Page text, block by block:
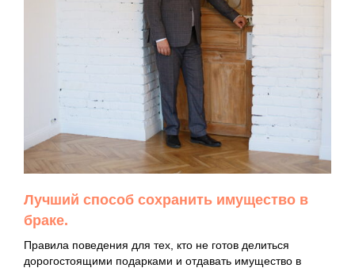
Лучший способ сохранить имущество в
браке.
Правила поведения для тех, кто не готов делиться
дорогостоящими подарками и отдавать имущество в